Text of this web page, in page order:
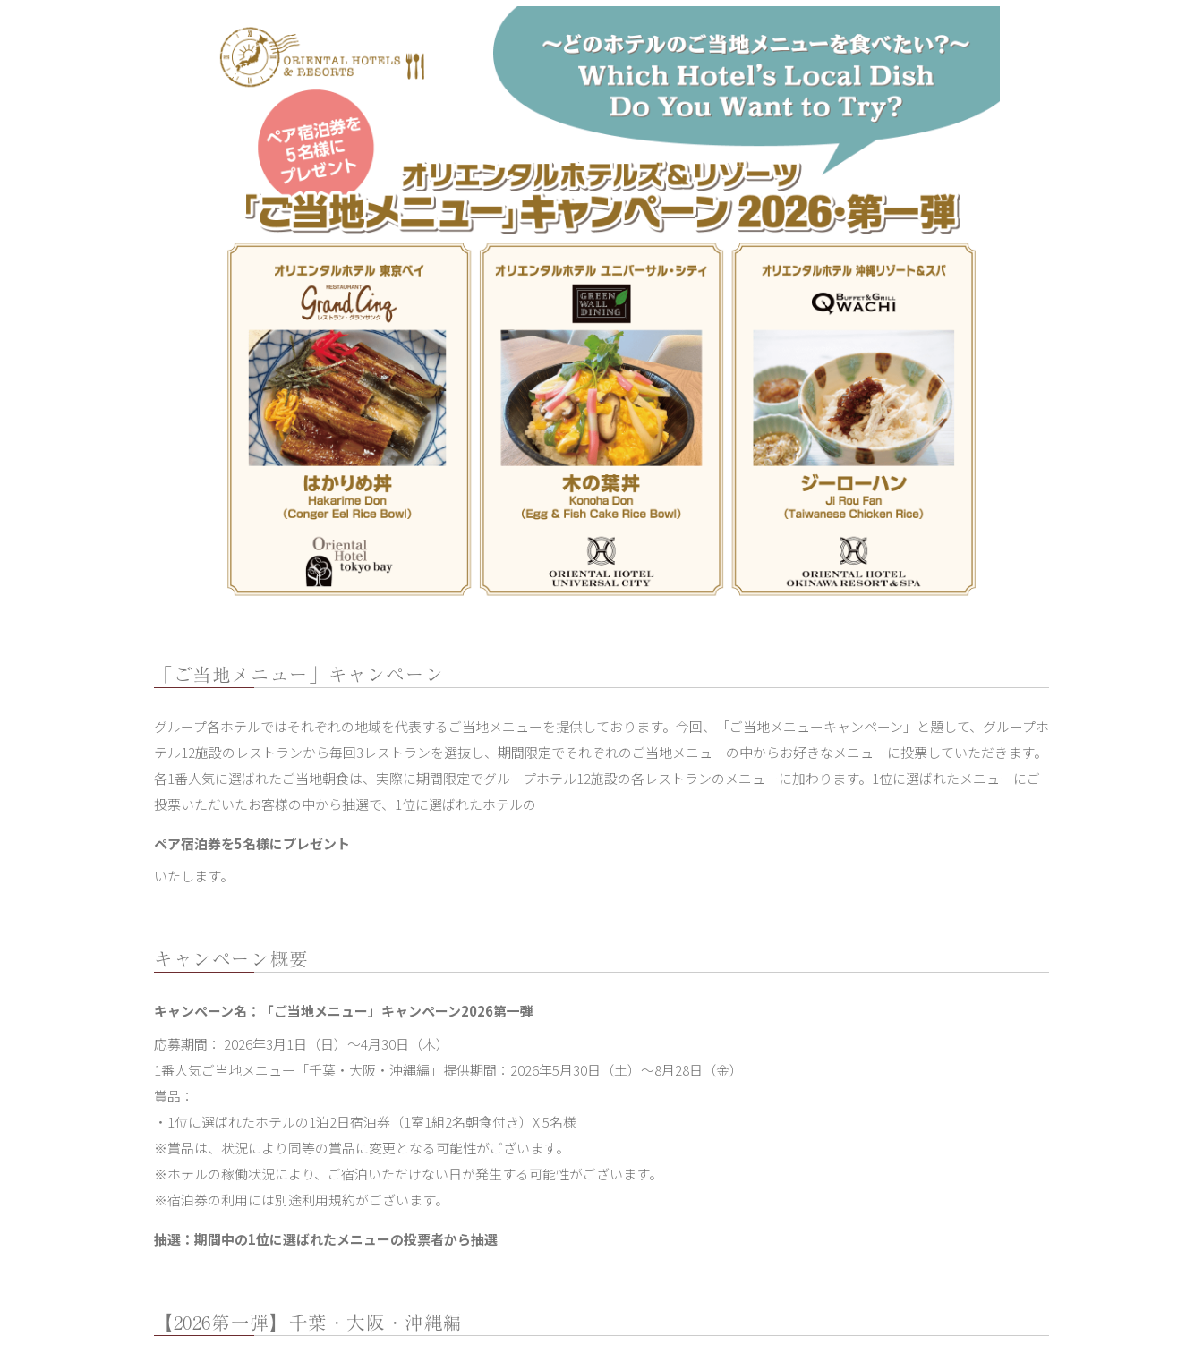
「ご当地メニュー」キャンペーン
グループ各ホテルではそれぞれの地域を代表するご当地メニューを提供しております。今回、「ご当地メニューキャンペーン」と題して、グループホ
テル12施設のレストランから毎回3レストランを選抜し、期間限定でそれぞれのご当地メニューの中からお好きなメニューに投票していただきます。
各1番人気に選ばれたご当地朝食は、実際に期間限定でグループホテル12施設の各レストランのメニューに加わります。1位に選ばれたメニューにご
投票いただいたお客様の中から抽選で、1位に選ばれたホテルの
ペア宿泊券を5名様にプレゼント
いたします。
キャンペーン概要
キャンペーン名：「ご当地メニュー」キャンペーン2026第一弾
応募期間： 2026年3月1日（日）～4月30日（木）
1番人気ご当地メニュー「千葉・大阪・沖縄編」提供期間：2026年5月30日（土）～8月28日（金）
賞品：
・1位に選ばれたホテルの1泊2日宿泊券（1室1組2名朝食付き）X 5名様
※賞品は、状況により同等の賞品に変更となる可能性がございます。
※ホテルの稼働状況により、ご宿泊いただけない日が発生する可能性がございます。
※宿泊券の利用には別途利用規約がございます。
抽選：期間中の1位に選ばれたメニューの投票者から抽選
【2026第一弾】千葉・大阪・沖縄編